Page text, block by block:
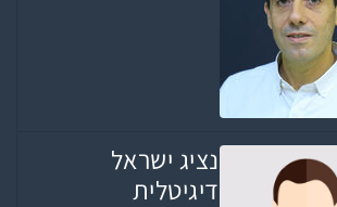
נציג ישראל
דיגיטלית